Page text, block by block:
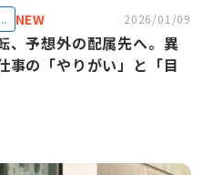
、予想外の配属先へ。異
事の「やりがい」と「目
NEW 2026/01/09